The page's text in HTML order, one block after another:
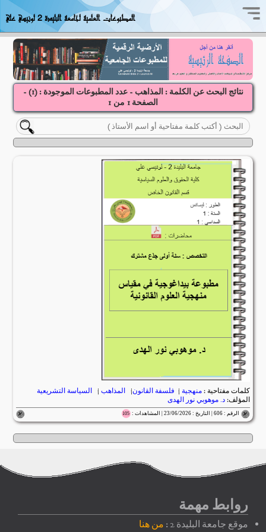
المطبوعات العلمية لجامعة البليدة 2 لونيسي علي
نتائج البحث عن الكلمة : المذاهب - عدد المطبوعات الموجودة : (1
) -
الصفحة 1 من 1
كلمات مفتاحية :منهجية | فلسفة القانون| المذاهب | السياسة التشريعية
المؤلف:د. موهوبي نور الهدى
الرقم : 606 | التاريخ : 23/06/2026 | المشاهدات : 105
روابط مهمة
موقع جامعة البليدة 2 : من هنا